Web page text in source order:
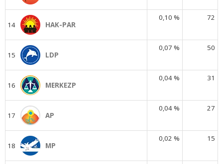
14 HAK-PAR
0,10 % 72
15 LDP
0,07 % 50
16 MERKEZP
0,04 % 31
17 AP
0,04 % 27
18 MP
0,02 % 15